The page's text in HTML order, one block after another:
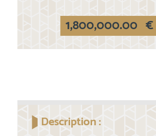
1,800,000.00 €
Description :